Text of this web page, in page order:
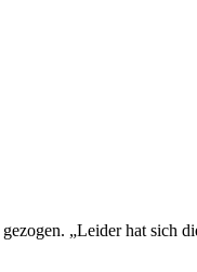
„Leider hat sich